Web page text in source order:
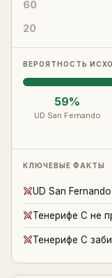
60
20
ВЕРОЯТНОСТЬ
59%
UD San Fernando
КЛЮЧЕВЫЕ ФАКТЫ
UD San
Тенерифе C не
Тенерифе C